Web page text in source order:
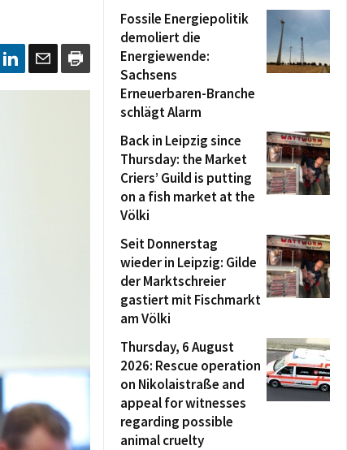
Fossile Energiepolitik
demoliert die
Energiewende:
Sachsens
Erneuerbaren-Branche
schlägt Alarm
Back in Leipzig since
Thursday: the Market
Criers’ Guild is putting
on a fish market at the
Völki
Seit Donnerstag
wieder in Leipzig: Gilde
der Marktschreier
gastiert mit Fischmarkt
am Völki
Thursday, 6 August
2026: Rescue operation
on Nikolaistraße and
appeal for witnesses
regarding possible
animal cruelty